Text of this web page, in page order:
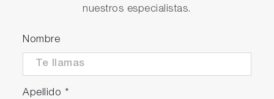
nuestros especialistas.
Nombre
Apellido *